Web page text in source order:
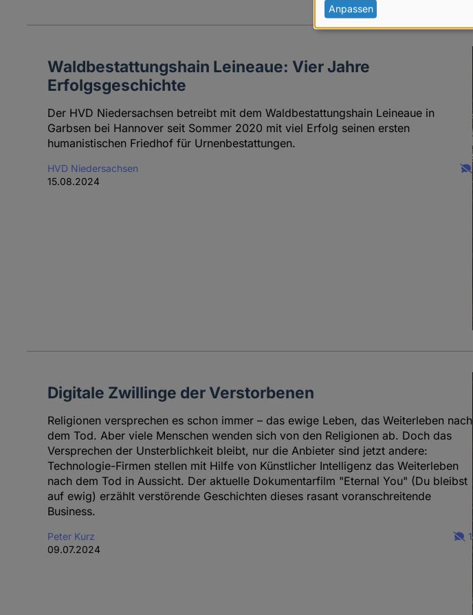
Waldbestattungshain Leineaue: Vier Jahre
Erfolgsgeschichte
Der HVD Niedersachsen betreibt mit dem Waldbestattungshain Leineaue in
Garbsen bei Hannover seit Sommer 2020 mit viel Erfolg seinen ersten
humanistischen Friedhof für Urnenbestattungen.
HVD Niedersachsen
15.08.2024
Digitale Zwillinge der Verstorbenen
Religionen versprechen es schon immer – das ewige Leben, das Weiterleben nach
dem Tod. Aber viele Menschen wenden sich von den Religionen ab. Doch das
Versprechen der Unsterblichkeit bleibt, nur die Anbieter sind jetzt andere:
Technologie-Firmen stellen mit Hilfe von Künstlicher Intelligenz das Weiterleben
nach dem Tod in Aussicht. Der aktuelle Dokumentarfilm "Eternal You" (Du bleibst
auf ewig) erzählt verstörende Geschichten dieses rasant voranschreitende
Business.
Peter Kurz
09.07.2024
1
personenbezogenen
Daten
Cookies
Anpassen